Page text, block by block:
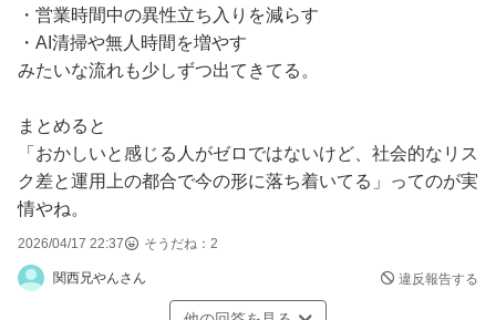
・営業時間中の異性立ち入りを減らす
・AI清掃や無人時間を増やす
みたいな流れも少しずつ出てきてる。
まとめると
「おかしいと感じる人がゼロではないけど、社会的なリス
ク差と運用上の都合で今の形に落ち着いてる」ってのが実
情やね。
2026/04/17 22:37 そうだね： 2
関西兄やんさん 違反報告する